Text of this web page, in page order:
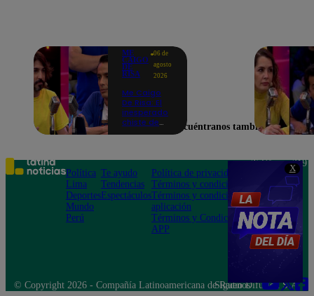
X
ME
CAIGO
DE
RISA
06 de
agosto
2026
Me Caigo
De Risa: El
inesperado
chiste de
hizo
explotar a
todo el set
Encuéntranos también en
Política
Lima
Deportes
Mundo
Perú
Te ayudo
Tendencias
Espectáculos
Política de privacidad
Términos y condiciones
Términos y condiciones
aplicación
Términos y Condiciones
APP
Teléfono: 219
Av. San
Felipe 968
Jesús María
© Copyright 2026 - Compañía Latinoamericana de Radio Difusión S.A.
Síguenos